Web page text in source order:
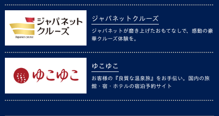
ジャパネットクルーズ
ジャパネットが磨き上げたおもてなしで、感動の豪
華クルーズ体験を。
ゆこゆこ
お客様の『良質な温泉旅』をお手伝い。国内の旅
館・宿・ホテルの宿泊予約サイト